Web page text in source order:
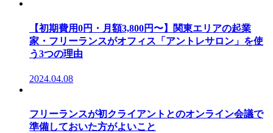
【初期費用0円・月額3,800円〜】関東エリアの起業
家・フリーランスがオフィス「アントレサロン」を使
う3つの理由
2024.04.08
フリーランスが初クライアントとのオンライン会議で
準備しておいた方がよいこと